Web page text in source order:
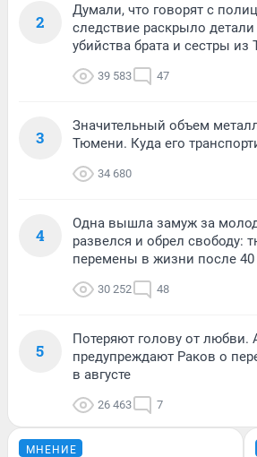
2
Думали, что говорят с
следствие раскрыло детали
убийства брата и сестры
39 583 47
3
Значительный объем
Тюмени. Куда его
34 680
4
Одна вышла замуж за
развелся и обрел свободу:
перемены в жизни после 40
30 252 48
5
Потеряют голову от любви.
предупреждают Раков о
в августе
26 463 7
МНЕНИЕ